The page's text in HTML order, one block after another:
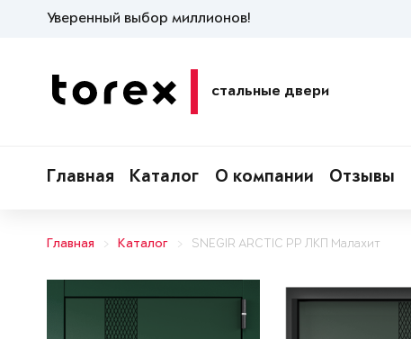
Уверенный выбор миллионов!
стальные двери
Главная Каталог О компании Отзывы
Главная Каталог SNEGIR ARCTIC PP ЛКП Малахит